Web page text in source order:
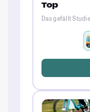
Top
Das gefällt